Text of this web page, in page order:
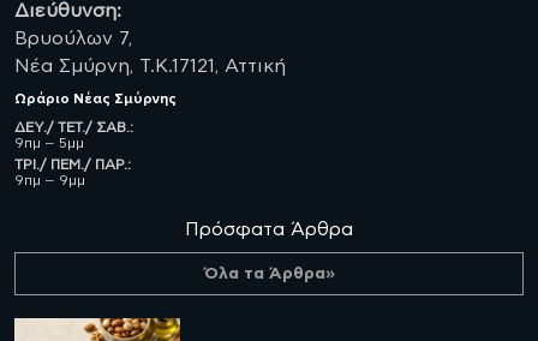
Διεύθυνση:
Βρυούλων 7,
Νέα Σμύρνη, Τ.Κ.17121, Αττική
Ωράριο Νέας Σμύρνης
ΔΕΥ./ ΤΕΤ./ ΣΑΒ.:
9πμ – 5μμ
ΤΡΙ./ ΠΕΜ./ ΠΑΡ.:
9πμ – 9μμ
Πρόσφατα Άρθρα
Όλα τα Άρθρα»